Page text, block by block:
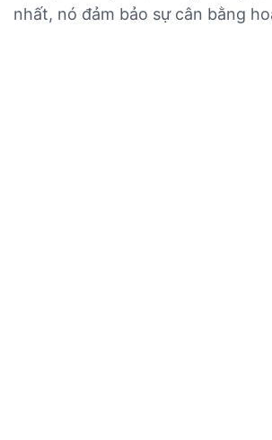
nhất, nó đảm bảo sự cân bằng